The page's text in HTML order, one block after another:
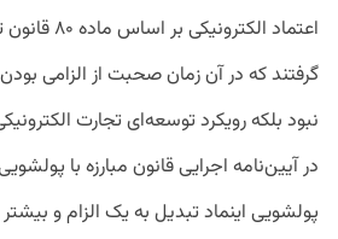
اعتماد
گرفتند که در آن زمان صحبت از الزامی
نبود بلکه رویکرد توسعه‌ای تجارت
در آیین‌نامه اجرایی قانون مبارزه با
پولشویی اینماد تبدیل به یک الزام و